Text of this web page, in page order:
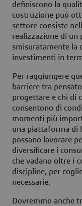
definiscono la
costruzione può
settore consiste
realizzazione di un
smisuratamente la
investimenti in
Per raggiungere
barriere tra
progettare e chi di
consentono di
momenti più
una piattaforma di
possano lavorare
diversificare i
che vadano oltre i
discipline, per
necessarie.
Dovremmo anche